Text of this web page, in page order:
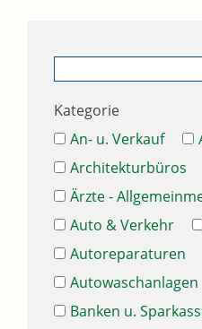
Kategorie
An- u. Verkauf
Architekturbüros
Ärzte -
Auto & Verkehr
Autoreparaturen
Autowaschanlagen
Banken u.